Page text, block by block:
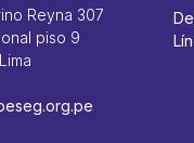
Reyna 307
piso 9